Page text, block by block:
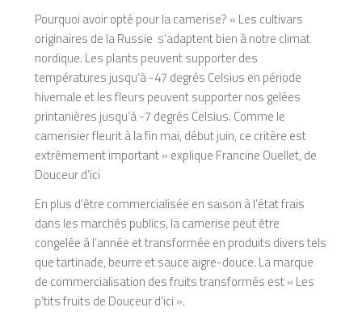
Pourquoi avoir opté pour la camerise? « Les cultivars
originaires de la Russie s’adaptent bien à notre climat
nordique. Les plants peuvent supporter des
températures jusqu’à -47 degrés Celsius en période
hivernale et les fleurs peuvent supporter nos gelées
printanières jusqu’à -7 degrés Celsius. Comme le
camerisier fleurit à la fin mai, début juin, ce critère est
extrêmement important » explique Francine Ouellet, de
Douceur d’ici
En plus d’être commercialisée en saison à l’état frais
dans les marchés publics, la camerise peut être
congelée à l’année et transformée en produits divers tels
que tartinade, beurre et sauce aigre-douce. La marque
de commercialisation des fruits transformés est « Les
p’tits fruits de Douceur d’ici ».